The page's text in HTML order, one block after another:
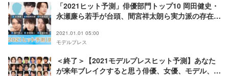
「2021ヒット予測」俳優部門トップ10 岡田健史・
永瀬廉ら若手が台頭、間宮祥太朗ら実力派の存在感
2021.01.01 05:00
モデルプレス
＜終了＞【2021モデルプレスヒット予測】あなた
が来年ブレイクすると思う俳優、女優、モデル、ア